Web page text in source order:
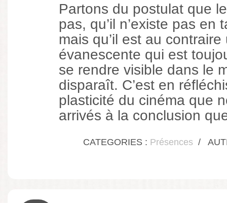
Partons du postulat que
pas, qu’il n’existe pas en
mais qu’il est au
évanescente qui est
se rendre visible dans le
disparaît. C’est en
plasticité du cinéma que
arrivés à la conclusion
CATEGORIES : Présences /